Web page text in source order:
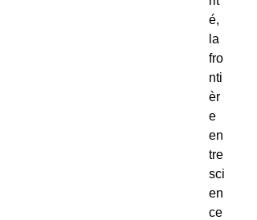
é,
la
fro
nti
èr
e
en
tre
sci
en
ce